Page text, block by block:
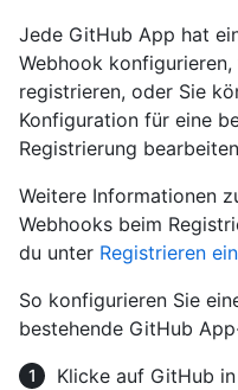
Jede GitHub App hat
Webhook
registrieren, oder Sie
Konfiguration für eine
Registrierung
Weitere Informationen
Webhooks beim
du unter Registrieren
So konfigurieren Sie
bestehende GitHub
Klicke auf GitHub